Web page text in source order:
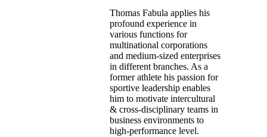
Thomas Fabula applies his
profound experience in
various functions for
multinational corporations
and medium-sized enterprises
in different branches. As a
former athlete his passion for
sportive leadership enables
him to motivate intercultural
& cross-disciplinary teams in
business environments to
high-performance level.